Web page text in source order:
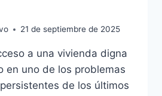
21 de septiembre de 2025
a una vivienda digna
en uno de los problemas
de los últimos